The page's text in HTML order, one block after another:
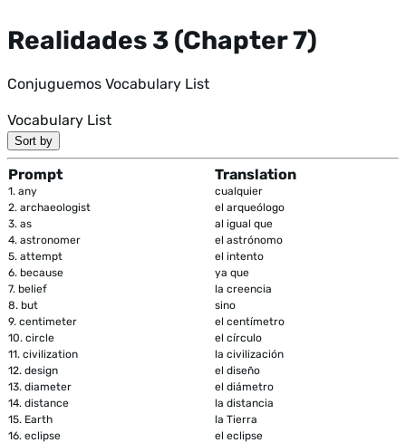
Realidades 3 (Chapter 7)
Conjuguemos Vocabulary List
Vocabulary List
Sort by
Prompt Translation
1. any
cualquier
2. archaeologist
el arqueólogo
3. as
al igual que
4. astronomer
el astrónomo
5. attempt
el intento
6. because
ya que
7. belief
la creencia
8. but
sino
9. centimeter
el centímetro
10. circle
el círculo
11. civilization
la civilización
12. design
el diseño
13. diameter
el diámetro
14. distance
la distancia
15. Earth
la Tierra
16. eclipse
el eclipse